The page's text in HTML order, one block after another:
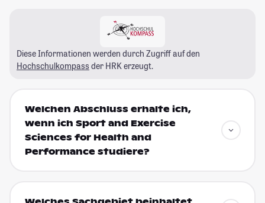
Diese Informationen werden durch Zugriff auf den
Hochschulkompass der HRK erzeugt.
Welchen Abschluss erhalte ich,
wenn ich Sport and Exercise
Sciences for Health and
Performance studiere?